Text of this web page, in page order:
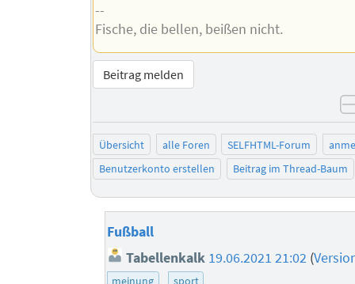
--
Fische, die bellen, beißen nicht.
Beitrag melden
Übersicht alle Foren SELFHTML-Forum
Benutzerkonto erstellen
Beitrag im Thread-Baum
Fußball
Tabellenkalk 19.06.2021 21:02 (
meinung sport